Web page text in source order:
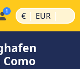
€ | EUR |